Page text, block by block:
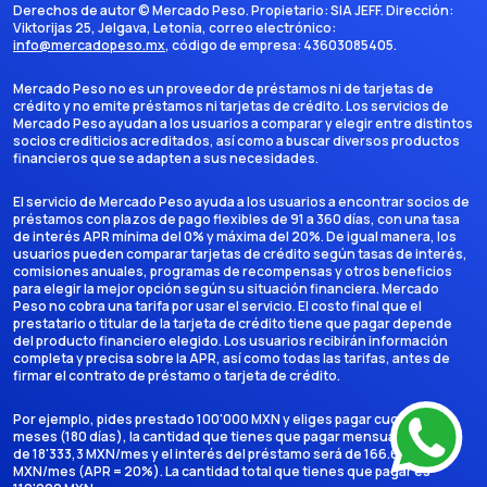
Derechos de autor ©Mercado Peso. Propietario:SIA JEFF. Dirección:
Viktorijas 25, Jelgava, Letonia, correo electrónico:
info@mercadopeso.mx, código de empresa: 43603085405.
Mercado Peso no es un proveedor de préstamos ni de tarjetas de
crédito y no emite préstamos ni tarjetas de crédito. Los servicios de
Mercado Peso ayudan a los usuarios a comparar y elegir entre distintos
socios crediticios acreditados, así como a buscar diversos productos
financieros que se adapten a sus necesidades.
El servicio de Mercado Peso ayuda a los usuarios a encontrar socios de
préstamos con plazos de pago flexibles de 91 a 360 días, con una tasa
de interés APR mínima del 0% y máxima del 20%. De igual manera, los
usuarios pueden comparar tarjetas de crédito según tasas de interés,
comisiones anuales, programas de recompensas y otros beneficios
para elegir la mejor opción según su situación financiera. Mercado
Peso no cobra una tarifa por usar el servicio. El costo final que el
prestatario o titular de la tarjeta de crédito tiene que pagar depende
del producto financiero elegido. Los usuarios recibirán información
completa y precisa sobre la APR, así como todas las tarifas, antes de
firmar el contrato de préstamo o tarjeta de crédito.
Por ejemplo, pides prestado 100'000 MXN y eliges pagar cuotas en 6
meses (180 días), la cantidad que tienes que pagar mensualmente es
de 18'333,3 MXN/mes y el interés del préstamo será de 166.666,7
MXN/mes (APR = 20%). La cantidad total que tienes que pagar es